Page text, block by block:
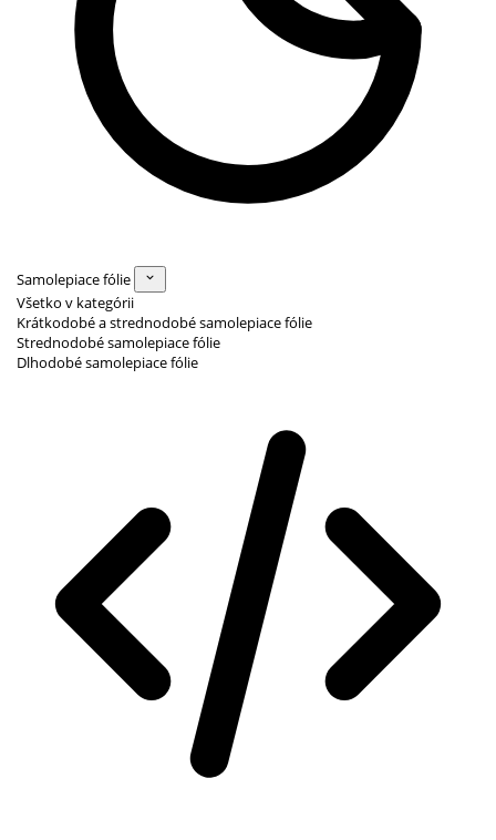
Samolepiace fólie
Všetko v kategórii
Krátkodobé a strednodobé samolepiace fólie
Strednodobé samolepiace fólie
Dlhodobé samolepiace fólie